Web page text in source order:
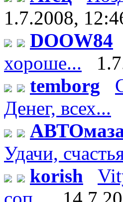
1.7.2008,
DOOW84
хороше...
temborg
Денег, всех...
Удачи,
korish